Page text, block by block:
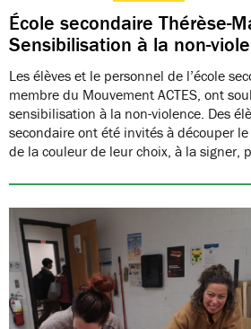
École secondaire Thérèse-
Sensibilisation à la non-
Les élèves et le personnel de l’école
membre du Mouvement ACTES, ont
sensibilisation à la non-violence. Des
secondaire ont été invités à découper
de la couleur de leur choix, à la signer,